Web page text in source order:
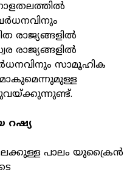
രാജ്യങ്ങളിൽ
രാജ്യങ്ങളിൽ
സാമൂഹിക
റഷ്യ
പാലം യുക്രൈൻ